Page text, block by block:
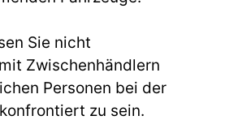
Sie nicht
Zwischenhändlern
Personen bei der
zu sein.